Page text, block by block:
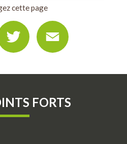
cette page
Twitter
FORTS